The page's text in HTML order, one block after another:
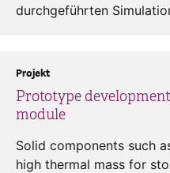
durchgeführten
Prototype
module
Projekt
Solid components such
high thermal mass for